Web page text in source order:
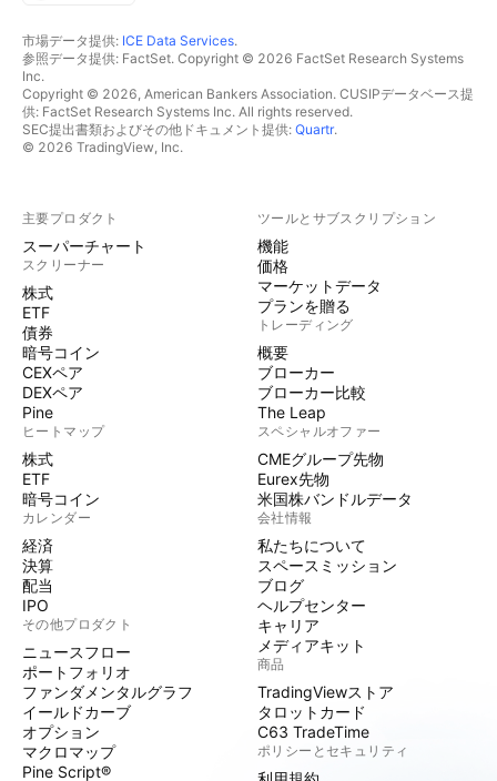
市場データ提供: ICE Data Services.
参照データ提供: FactSet. Copyright © 2026 FactSet Research Systems
Inc.
Copyright © 2026, American Bankers Association. CUSIPデータベース提
供: FactSet Research Systems Inc. All rights reserved.
SEC提出書類およびその他ドキュメント提供: Quartr.
© 2026 TradingView, Inc.
主要プロダクト
スーパーチャート
スクリーナー
株式
ETF
債券
暗号コイン
CEXペア
DEXペア
Pine
ヒートマップ
株式
ETF
暗号コイン
カレンダー
経済
決算
配当
IPO
その他プロダクト
ニュースフロー
ポートフォリオ
ファンダメンタルグラフ
イールドカーブ
オプション
マクロマップ
Pine Script®
ツールとサブスクリプション
機能
価格
マーケットデータ
プランを贈る
トレーディング
概要
ブローカー
ブローカー比較
The Leap
スペシャルオファー
CMEグループ先物
Eurex先物
米国株バンドルデータ
会社情報
私たちについて
スペースミッション
ブログ
ヘルプセンター
キャリア
メディアキット
商品
TradingViewストア
タロットカード
C63 TradeTime
ポリシーとセキュリティ